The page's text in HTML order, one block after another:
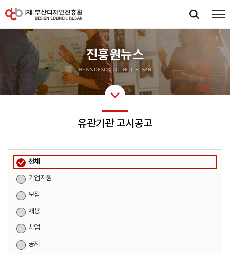
진흥원뉴스
NEWS DESIGN COUNCIL BUSAN
유관기관 고시공고
전체
기업지원
모집
채용
사업
공지